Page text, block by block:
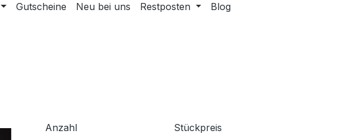
Gutscheine Neu bei uns Restposten Blog
Anzahl Stückpreis